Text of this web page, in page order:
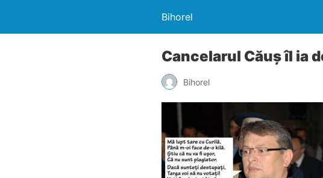
Bihorel
Cancelarul Căuş îl ia
Bihorel